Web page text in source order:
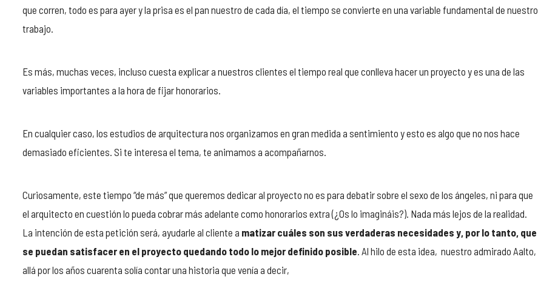
que corren, todo es para ayer y la prisa es el pan nuestro de cada día, el tiempo se convierte en una variable fundamental de nuestro
trabajo.
Es más, muchas veces, incluso cuesta explicar a nuestros clientes el tiempo real que conlleva hacer un proyecto y es una de las
variables importantes a la hora de fijar honorarios.
En cualquier caso, los estudios de arquitectura nos organizamos en gran medida a sentimiento y esto es algo que no nos hace
demasiado eficientes. Si te interesa el tema, te animamos a acompañarnos.
Curiosamente, este tiempo “de más” que queremos dedicar al proyecto no es para debatir sobre el sexo de los ángeles, ni para que
el arquitecto en cuestión lo pueda cobrar más adelante como honorarios extra (¿Os lo imagináis?). Nada más lejos de la realidad.
La intención de esta petición será, ayudarle al cliente a matizar cuáles son sus verdaderas necesidades y, por lo tanto, que
se puedan satisfacer en el proyecto quedando todo lo mejor definido posible . Al hilo de esta idea, nuestro admirado Aalto,
allá por los años cuarenta solía contar una historia que venía a decir,